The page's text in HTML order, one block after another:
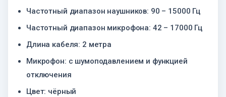
Частотный диапазон наушников: 90 – 15000 Гц
Частотный диапазон микрофона: 42 – 17000 Гц
Длина кабеля: 2 метра
Микрофон: с шумоподавлением и функцией
отключения
Цвет: чёрный